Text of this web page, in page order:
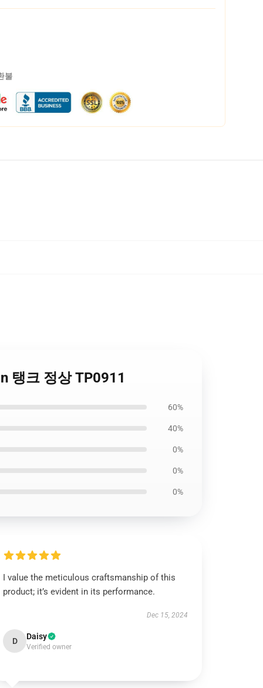
불
탱크 정상 TP0911
60%
40%
0%
0%
0%
I value the meticulous craftsmanship of this
product; it’s evident in its performance.
Dec 15, 2024
D Daisy
Verified owner